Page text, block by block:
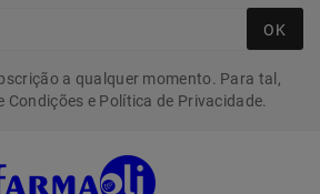
OK
a qualquer momento. Para tal,
Condições e Política de Privacidade.